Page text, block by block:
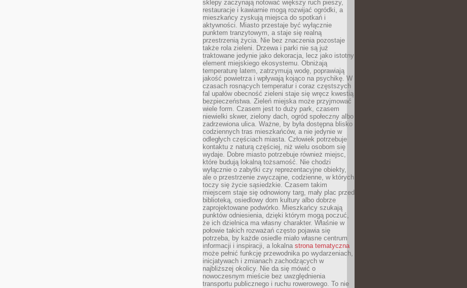
sklepy zaczynają notować większy ruch pieszy,
restauracje i kawiarnie mogą rozwijać ogródki, a
mieszkańcy zyskują miejsca do spotkań i
aktywności. Miasto przestaje być wyłącznie
punktem tranzytowym, a staje się realną
przestrzenią życia. Nie bez znaczenia pozostaje
także rola zieleni. Drzewa i parki nie są już
traktowane jedynie jako dekoracja, lecz jako istotny
element miejskiego ekosystemu. Obniżają
temperaturę latem, zatrzymują wodę, poprawiają
jakość powietrza i wpływają kojąco na psychikę. W
czasach rosnących temperatur i coraz częstszych
fal upałów obecność zieleni staje się wręcz kwestią
bezpieczeństwa. Zieleń miejska może przyjmować
wiele form. Czasem jest to duży park, czasem
niewielki skwer, zielony dach, ogród społeczny albo
zadrzewiona ulica. Ważne, by była dostępna blisko
codziennych tras mieszkańców, a nie jedynie w
odległych częściach miasta. Człowiek potrzebuje
kontaktu z naturą częściej, niż wielu osobom się
wydaje. Dobre miasto potrzebuje również miejsc,
które budują lokalną tożsamość. Nie chodzi
wyłącznie o zabytki czy reprezentacyjne obiekty,
ale o przestrzenie zwyczajne, codzienne, w których
toczy się życie sąsiedzkie. Czasem takim
miejscem staje się odnowiony targ, mały plac przed
biblioteką, osiedlowy dom kultury albo dobrze
zaprojektowane podwórko. Mieszkańcy szukają
punktów odniesienia, dzięki którym mogą poczuć,
że ich dzielnica ma własny charakter. Właśnie w
połowie takich rozważań często pojawia się
potrzeba, by każde osiedle miało własne centrum
informacji i inspiracji, a lokalna strona tematyczna
może pełnić funkcję przewodnika po wydarzeniach,
inicjatywach i zmianach zachodzących w
najbliższej okolicy. Nie da się mówić o
nowoczesnym mieście bez uwzględnienia
transportu publicznego i ruchu rowerowego. To nie